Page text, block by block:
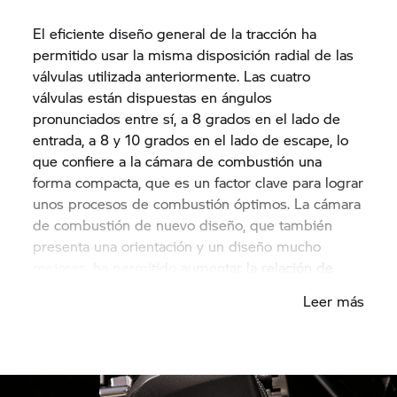
El eficiente diseño general de la tracción ha
permitido usar la misma disposición radial de las
válvulas utilizada anteriormente. Las cuatro
válvulas están dispuestas en ángulos
pronunciados entre sí, a 8 grados en el lado de
entrada, a 8 y 10 grados en el lado de escape, lo
que confiere a la cámara de combustión una
forma compacta, que es un factor clave para lograr
unos procesos de combustión óptimos. La cámara
de combustión de nuevo diseño, que también
presenta una orientación y un diseño mucho
mejores, ha permitido aumentar la relación de
el modelo anterior. Optimizar los procesos de
mientras que, al mismo tiempo, se ha mantenido
Leer más